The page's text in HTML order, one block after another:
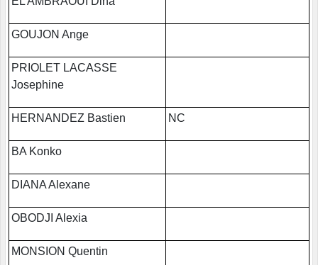
GOUJON Ange
PRIOLET LACASSE
Josephine
HERNANDEZ Bastien NC
BA Konko
DIANA Alexane
OBODJI Alexia
MONSION Quentin